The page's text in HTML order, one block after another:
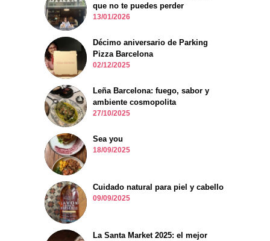
que no te puedes perder
13/01/2026
Décimo aniversario de Parking
Pizza Barcelona
02/12/2025
Leña Barcelona: fuego, sabor y
ambiente cosmopolita
27/10/2025
Sea you
18/09/2025
Cuidado natural para piel y cabello
09/09/2025
La Santa Market 2025: el mejor